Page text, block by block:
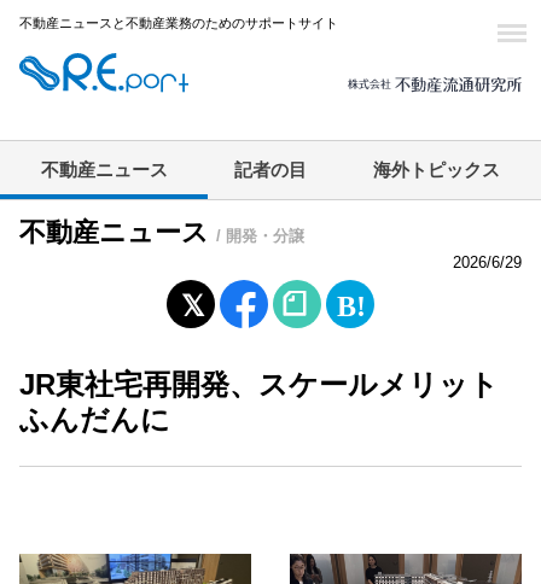
不動産ニュースと不動産業務のためのサポートサイト
不動産ニュース 記者の目 海外トピックス
不動産ニュース / 開発・分譲
2026/6/29
JR東社宅再開発、スケールメリット
ふんだんに